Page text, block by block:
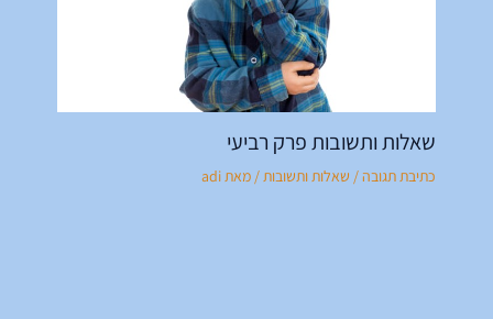
שאלות ותשובות פרק רביעי
כתיבת תגובה/ שאלות ותשובות / מאת adi